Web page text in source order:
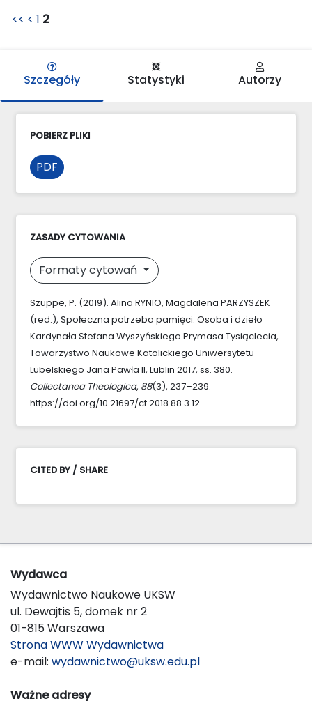
<< < 1 2
Szczegóły Statystyki Autorzy
POBIERZ PLIKI
PDF
ZASADY CYTOWANIA
Formaty cytowań
Szuppe, P. (2019). Alina RYNIO, Magdalena PARZYSZEK
(red.), Społeczna potrzeba pamięci. Osoba i dzieło
Kardynała Stefana Wyszyńskiego Prymasa Tysiąclecia,
Towarzystwo Naukowe Katolickiego Uniwersytetu
Lubelskiego Jana Pawła II, Lublin 2017, ss. 380.
Collectanea Theologica, 88(3), 237–239.
https://doi.org/10.21697/ct.2018.88.3.12
CITED BY / SHARE
Wydawca
Wydawnictwo Naukowe UKSW
ul. Dewajtis 5, domek nr 2
01-815 Warszawa
Strona WWW Wydawnictwa
e-mail: wydawnictwo@uksw.edu.pl
Ważne adresy